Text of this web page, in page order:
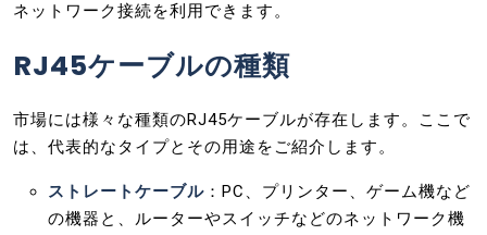
ネットワーク接続を利用できます。
RJ45ケーブルの種類
市場には様々な種類のRJ45ケーブルが存在します。ここで
は、代表的なタイプとその用途をご紹介します。
ストレートケーブル ：PC、プリンター、ゲーム機など
の機器と、ルーターやスイッチなどのネットワーク機